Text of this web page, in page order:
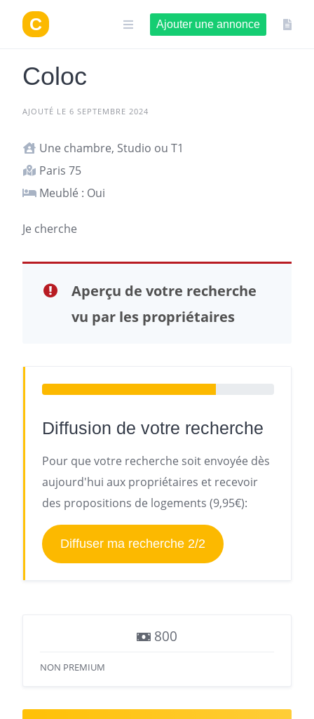
contenu
Ajouter une annonce
Coloc
AJOUTÉ LE 6 SEPTEMBRE 2024
Une chambre, Studio ou T1
Paris 75
Meublé : Oui
Je cherche
Aperçu de votre recherche
vu par les propriétaires
Diffusion de votre recherche
Pour que votre recherche soit envoyée dès
aujourd'hui aux propriétaires et recevoir
des propositions de logements (9,95€):
Diffuser ma recherche 2/2
800
NON PREMIUM